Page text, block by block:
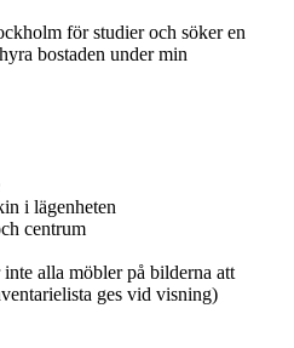
för studier och söker en
bostaden under min
i lägenheten
centrum
alla möbler på bilderna att
ges vid visning)